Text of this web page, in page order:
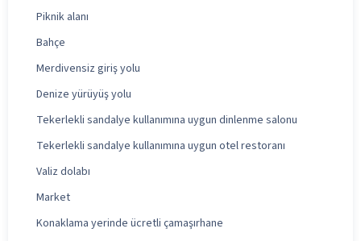
Piknik alanı
Bahçe
Merdivensiz giriş yolu
Denize yürüyüş yolu
Tekerlekli sandalye kullanımına uygun dinlenme salonu
Tekerlekli sandalye kullanımına uygun otel restoranı
Valiz dolabı
Market
Konaklama yerinde ücretli çamaşırhane